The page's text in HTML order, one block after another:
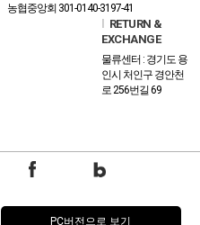
농협중앙회 301-0140-3197-41
RETURN &
EXCHANGE
물류센터 : 경기도 용
인시 처인구 경안천
로 256번길 69
PC버전으로 보기